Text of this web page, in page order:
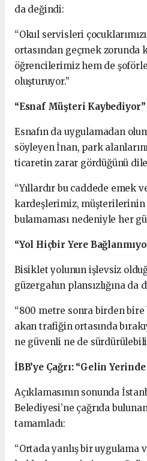
da değindi:
“Okul servisleri
ortasından geçmek zorunda
öğrencilerimiz hem de
oluşturuyor.”
“Esnaf Müşteri Kaybediyor”
Esnafın da uygulamadan
söyleyen İnan, park
ticaretin zarar gördüğünü
“Yıllardır bu caddede emek
kardeşlerimiz, müşterilerinin
bulamaması nedeniyle her
“Yol Hiçbir Yere
Bisiklet yolunun işlevsiz
güzergahın plansızlığına da
“800 metre sonra birden
akan trafiğin ortasında
ne güvenli ne de
İBB’ye Çağrı: “Gelin
Açıklamasının sonunda
Belediyesi’ne çağrıda
tamamladı:
“Ortada yanlış bir uygulama